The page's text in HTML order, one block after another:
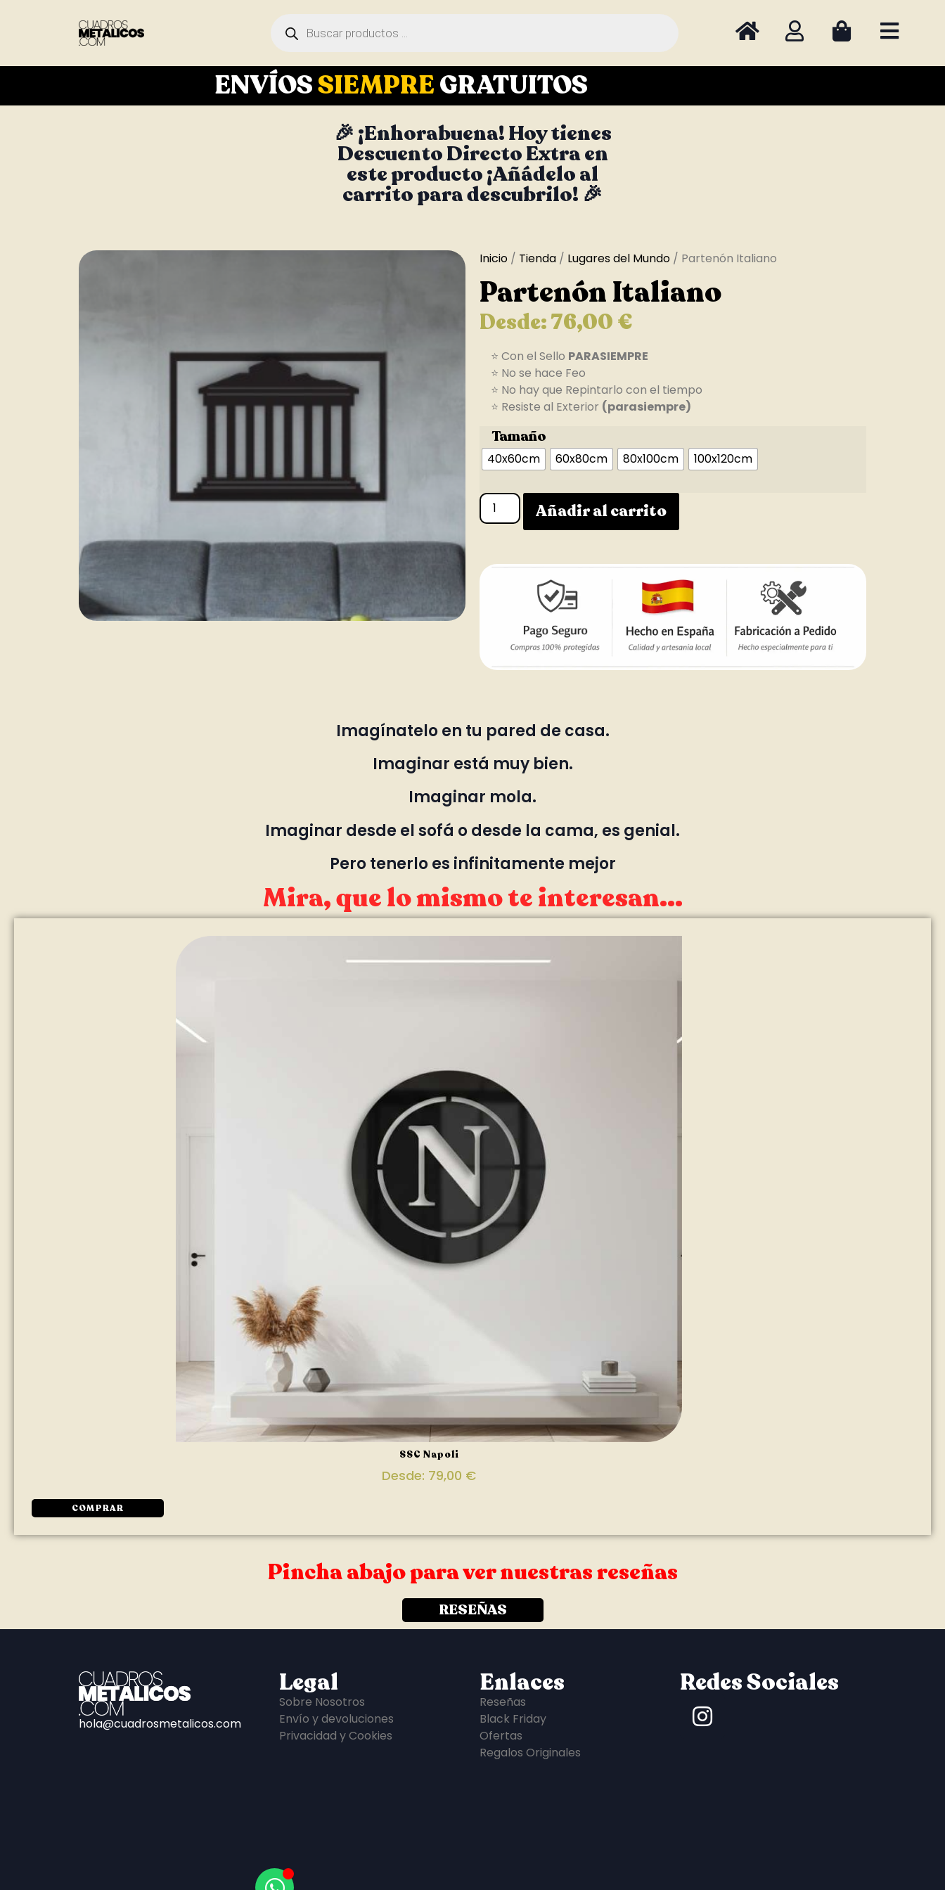
ENVÍOSSIEMPREGRATUITOS
🎉 ¡Enhorabuena! Hoy tienes
Descuento Directo Extra en
este producto ¡Añádelo al
carrito para descubrilo! 🎉
Inicio / Tienda / Lugares del Mundo / Partenón Italiano
Partenón Italiano
Desde:76,00€
⭐ Con el Sello PARASIEMPRE
⭐ No se hace Feo
⭐ No hay que Repintarlo con el tiempo
⭐ Resiste al Exterior (parasiempre)
Tamaño
40x60cm 60x80cm 80x100cm 100x120cm
Añadir al carrito
Imagínatelo en tu pared de casa.
Imaginar está muy bien.
Imaginar mola.
Imaginar desde el sofá o desde la cama, es genial.
Pero tenerlo es infinitamente mejor
Mira, que lo mismo te interesan...
SSC Napoli
Desde: 79,00 €
COMPRAR
Pincha abajo para ver nuestras reseñas
RESEÑAS
hola@cuadrosmetalicos.com
Legal
Sobre Nosotros
Envío y devoluciones
Privacidad y Cookies
Enlaces
Reseñas
Black Friday
Ofertas
Regalos Originales
Redes Sociales